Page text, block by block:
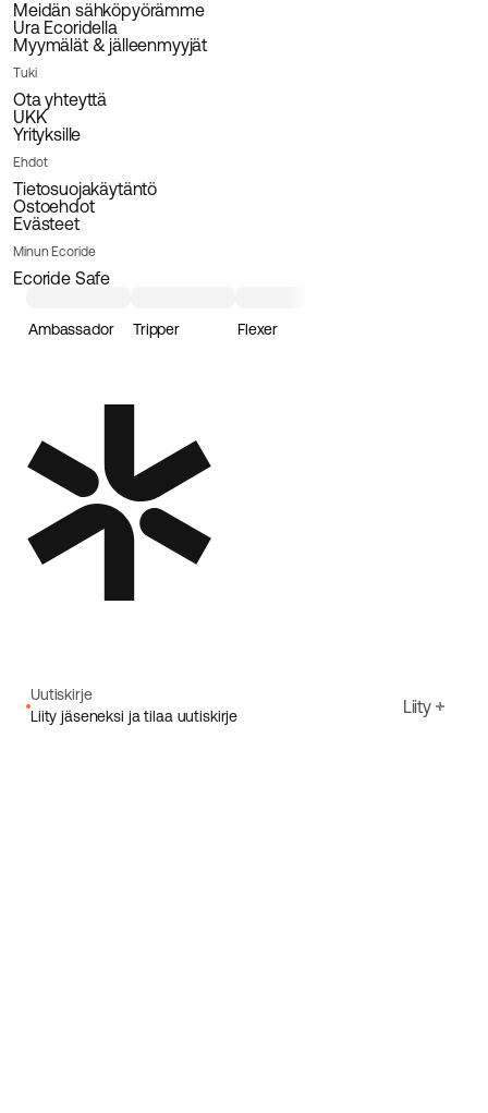
Meidän sähköpyörämme
Ura Ecoridella
Myymälät & jälleenmyyjät
Tuki
Ota yhteyttä
UKK
Yrityksille
Ehdot
Tietosuojakäytäntö
Ostoehdot
Evästeet
Minun Ecoride
Ecoride Safe
Ambassador Tripper Flexer
Uutiskirje
Liity jäseneksi ja tilaa uutiskirje
Liity